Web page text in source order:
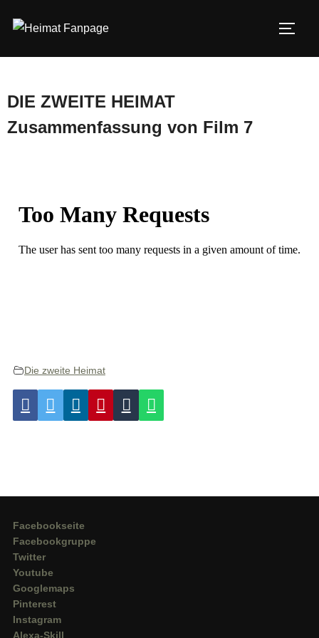
Inhalt
DIE ZWEITE HEIMAT
Zusammenfassung von Film 7
Die zweite Heimat
Facebookseite
Facebookgruppe
Twitter
Youtube
Googlemaps
Pinterest
Instagram
Alexa-Skill